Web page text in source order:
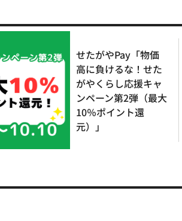
せたがやPay「物価
高に負けるな！せた
がやくらし応援キャ
ンペーン第2弾（最大
10％ポイント還
元）」